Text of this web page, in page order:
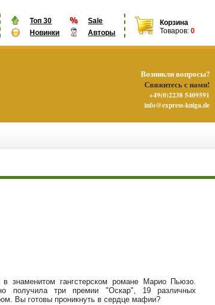
Топ 30
Sale
Новинки
Авторы
Корзина
Товаров: 0
знаменитом гангстерском романе Марио Пьюзо.
три премии "Оскар", 19 различных
Вы готовы проникнуть в сердце мафии?
Возникли вопросы?
Свяжитесь с нами!
+49(0)2238 5409591
info@express-kniga.de